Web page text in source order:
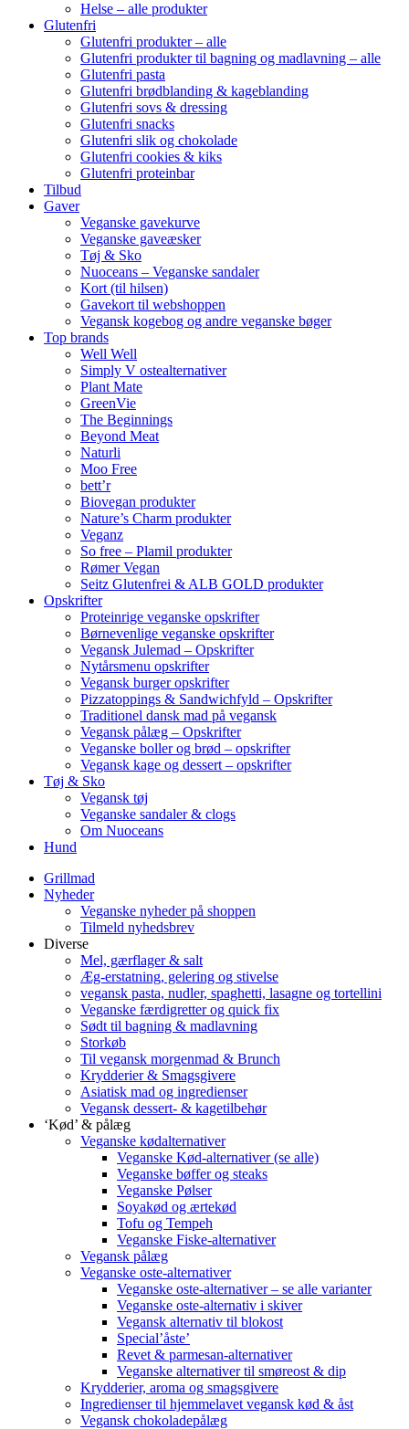
Helse – alle produkter
Glutenfri
Glutenfri produkter – alle
Glutenfri produkter til bagning og madlavning – alle
Glutenfri pasta
Glutenfri brødblanding & kageblanding
Glutenfri sovs & dressing
Glutenfri snacks
Glutenfri slik og chokolade
Glutenfri cookies & kiks
Glutenfri proteinbar
Tilbud
Gaver
Veganske gavekurve
Veganske gaveæsker
Tøj & Sko
Nuoceans – Veganske sandaler
Kort (til hilsen)
Gavekort til webshoppen
Vegansk kogebog og andre veganske bøger
Top brands
Well Well
Simply V ostealternativer
Plant Mate
GreenVie
The Beginnings
Beyond Meat
Naturli
Moo Free
bett’r
Biovegan produkter
Nature’s Charm produkter
Veganz
So free – Plamil produkter
Rømer Vegan
Seitz Glutenfrei & ALB GOLD produkter
Opskrifter
Proteinrige veganske opskrifter
Børnevenlige veganske opskrifter
Vegansk Julemad – Opskrifter
Nytårsmenu opskrifter
Vegansk burger opskrifter
Pizzatoppings & Sandwichfyld – Opskrifter
Traditionel dansk mad på vegansk
Vegansk pålæg – Opskrifter
Veganske boller og brød – opskrifter
Vegansk kage og dessert – opskrifter
Tøj & Sko
Vegansk tøj
Veganske sandaler & clogs
Om Nuoceans
Hund
Grillmad
Nyheder
Veganske nyheder på shoppen
Tilmeld nyhedsbrev
Diverse
Mel, gærflager & salt
Æg-erstatning, gelering og stivelse
vegansk pasta, nudler, spaghetti, lasagne og tortellini
Veganske færdigretter og quick fix
Sødt til bagning & madlavning
Storkøb
Til vegansk morgenmad & Brunch
Krydderier & Smagsgivere
Asiatisk mad og ingredienser
Vegansk dessert- & kagetilbehør
‘Kød’ & pålæg
Veganske kødalternativer
Veganske Kød-alternativer (se alle)
Veganske bøffer og steaks
Veganske Pølser
Soyakød og ærtekød
Tofu og Tempeh
Veganske Fiske-alternativer
Vegansk pålæg
Veganske oste-alternativer
Veganske oste-alternativer – se alle varianter
Veganske oste-alternativ i skiver
Vegansk alternativ til blokost
Special’åste’
Revet & parmesan-alternativer
Veganske alternativer til smøreost & dip
Krydderier, aroma og smagsgivere
Ingredienser til hjemmelavet vegansk kød & åst
Vegansk chokoladepålæg